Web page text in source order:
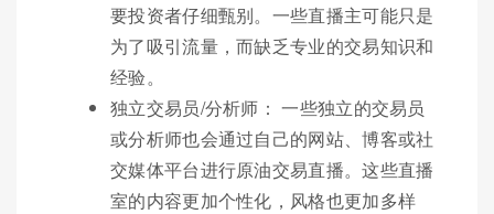
要投资者仔细甄别。一些直播主可能只是
为了吸引流量，而缺乏专业的交易知识和
经验。
独立交易员/分析师： 一些独立的交易员
或分析师也会通过自己的网站、博客或社
交媒体平台进行原油交易直播。这些直播
室的内容更加个性化，风格也更加多样